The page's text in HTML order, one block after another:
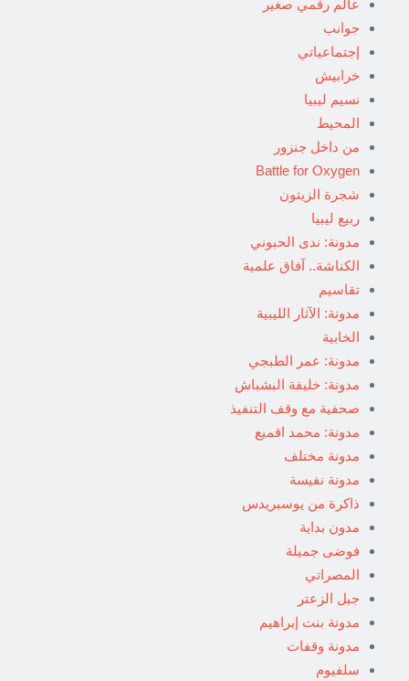
عالم رقمي صغير
جوانب
إجتماعياتي
خرابيش
نسيم ليبيا
المحيط
من داخل جنزور
Battle for Oxygen
شجرة الزيتون
ربيع ليبيا
مدونة: ندى الحبوني
الكناشة.. آفاق علمية
تقاسيم
مدونة: الآثار الليبية
الخابية
مدونة: عمر الطبجي
مدونة: خليفة البشباش
صحفية مع وقف التنفيذ
مدونة: محمد اقميع
مدونة مختلف
مدونة نفيسة
ذاكرة من يوسبريدس
مدون بداية
فوضى جميلة
المصراتي
جبل الزعتر
مدونة بنت إبراهيم
مدونة وقفات
سلفيوم